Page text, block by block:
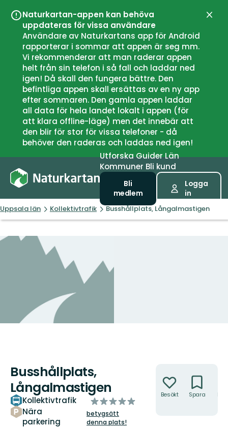
Naturkartan-appen kan behöva
uppdateras för vissa användare
Användare av Naturkartans app för Android
rapporterar i sommar att appen är seg mm.
Vi rekommenderar att man raderar appen
helt från sin telefon i så fall och laddar ned
igen! Då skall den fungera bättre. Den
befintliga appen skall ersättas av en ny app
efter sommaren. Den gamla appen laddar
all data för hela landet lokalt i appen (för
att klara offline-läge) men det innebär att
den blir för stor för vissa telefoner - då
behöver den raderas och laddas ned igen!
UtforskaGuiderLän
Kommuner Bli kund
Bli
medlem
Logga
in
Uppsala län Kollektivtrafik Busshållplats, Långalmastigen
Busshållplats,
Långalmastigen
Kollektivtrafik
Nära
parkering
av
5
stjärnor
betygsätt
denna plats!
Besökt Spara